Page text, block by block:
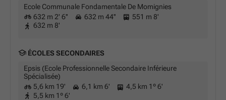
Ecole Communale Fondamentale De Momignies
632 m 2' 6''
632 m 44''
551 m 8'
632 m 8'
ÉCOLES SECONDAIRES
Epsis (Ecole Professionnelle Secondaire Inférieure
Spécialisée)
5,6 km 19'
6,1 km 6'
4,5 km 1º 6'
5,5 km 1º 6'